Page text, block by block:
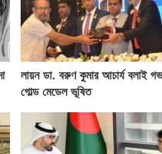
লায়ন ডা. বরুণ কুমার আচার্য বলাই
গোল্ড মেডেল ভূষিত